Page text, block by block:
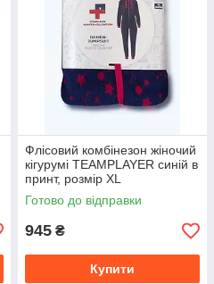
Флісовий комбінезон жіночий
кігурумі TEAMPLAYER синій в
принт, розмір XL
Готово до відправки
945 ₴
Купити